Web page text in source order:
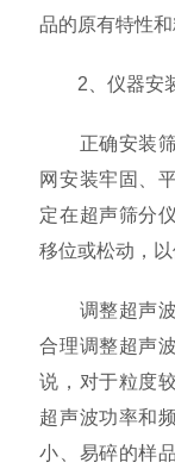
品的原有特性和
2、仪器安
正确安装筛
网安装牢固、
定在超声筛分
移位或松动，
调整超声波
合理调整超声
说，对于粒度
超声波功率和
小、易碎的样